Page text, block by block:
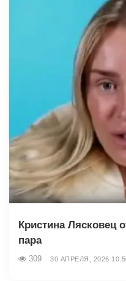
Кристина Лясковец
пара
309 30 АПРЕЛЯ, 2026